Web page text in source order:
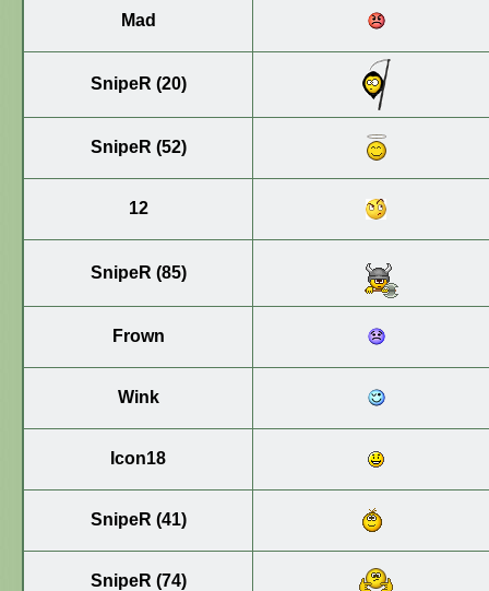
Mad
SnipeR (20)
SnipeR (52)
12
SnipeR (85)
Frown
Wink
Icon18
SnipeR (41)
SnipeR (74)